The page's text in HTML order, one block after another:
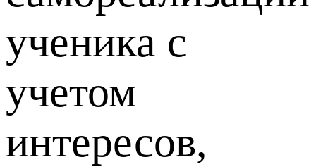
ученика с
учетом
интересов,